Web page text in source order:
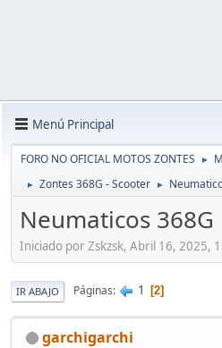
Menú Principal
FORO NO OFICIAL MOTOS ZONTES ►
► Zontes 368G - Scooter ►
Neumaticos 368G
Iniciado por Zskzsk, Abril 16, 2025,
IR ABAJO Páginas 1 2
garchigarchi